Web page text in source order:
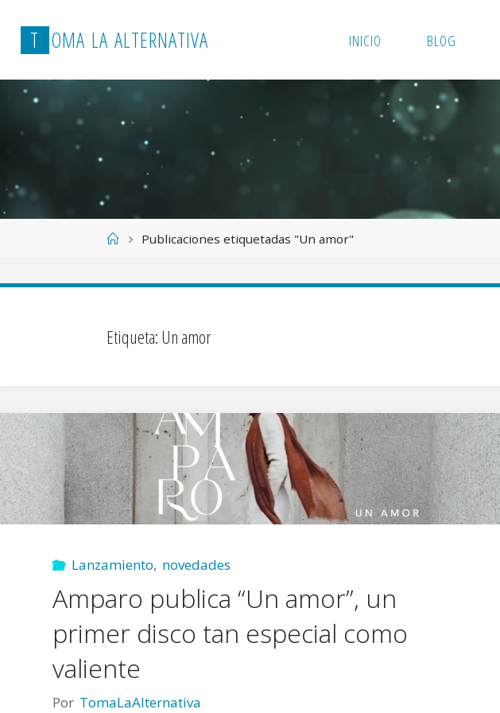
T OMA LA ALTERNATIVA INICIO BLOG
Página
Inicio
Publicaciones etiquetadas "Un amor"
Etiqueta: Un amor
Lanzamiento, novedades
Amparo publica “Un amor”, un
primer disco tan especial como
valiente
Por TomaLaAlternativa